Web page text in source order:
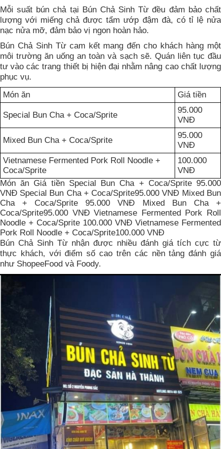
Mỗi suất bún chả tại Bún Chả Sinh Từ đều đảm bảo chất
lượng với miếng chả được tẩm ướp đậm đà, có tỉ lệ nửa
nạc nửa mỡ, đảm bảo vị ngon hoàn hảo.
Bún Chả Sinh Từ cam kết mang đến cho khách hàng một
môi trường ăn uống an toàn và sạch sẽ. Quán liên tục đầu
tư vào các trang thiết bị hiện đại nhằm nâng cao chất lượng
phục vụ.
Món ăn
Giá tiền
Special Bun Cha + Coca/Sprite
95.000
VNĐ
Mixed Bun Cha + Coca/Sprite
95.000
VNĐ
Vietnamese Fermented Pork Roll Noodle +
Coca/Sprite
100.000
VNĐ
Món ăn Giá tiền Special Bun Cha + Coca/Sprite 95.000
VNĐ Special Bun Cha + Coca/Sprite95.000 VNĐ Mixed Bun
Cha + Coca/Sprite 95.000 VNĐ Mixed Bun Cha +
Coca/Sprite95.000 VNĐ Vietnamese Fermented Pork Roll
Noodle + Coca/Sprite 100.000 VNĐ Vietnamese Fermented
Pork Roll Noodle + Coca/Sprite100.000 VNĐ
Bún Chả Sinh Từ nhận được nhiều đánh giá tích cực từ
thực khách, với điểm số cao trên các nền tảng đánh giá
như ShopeeFood và Foody.